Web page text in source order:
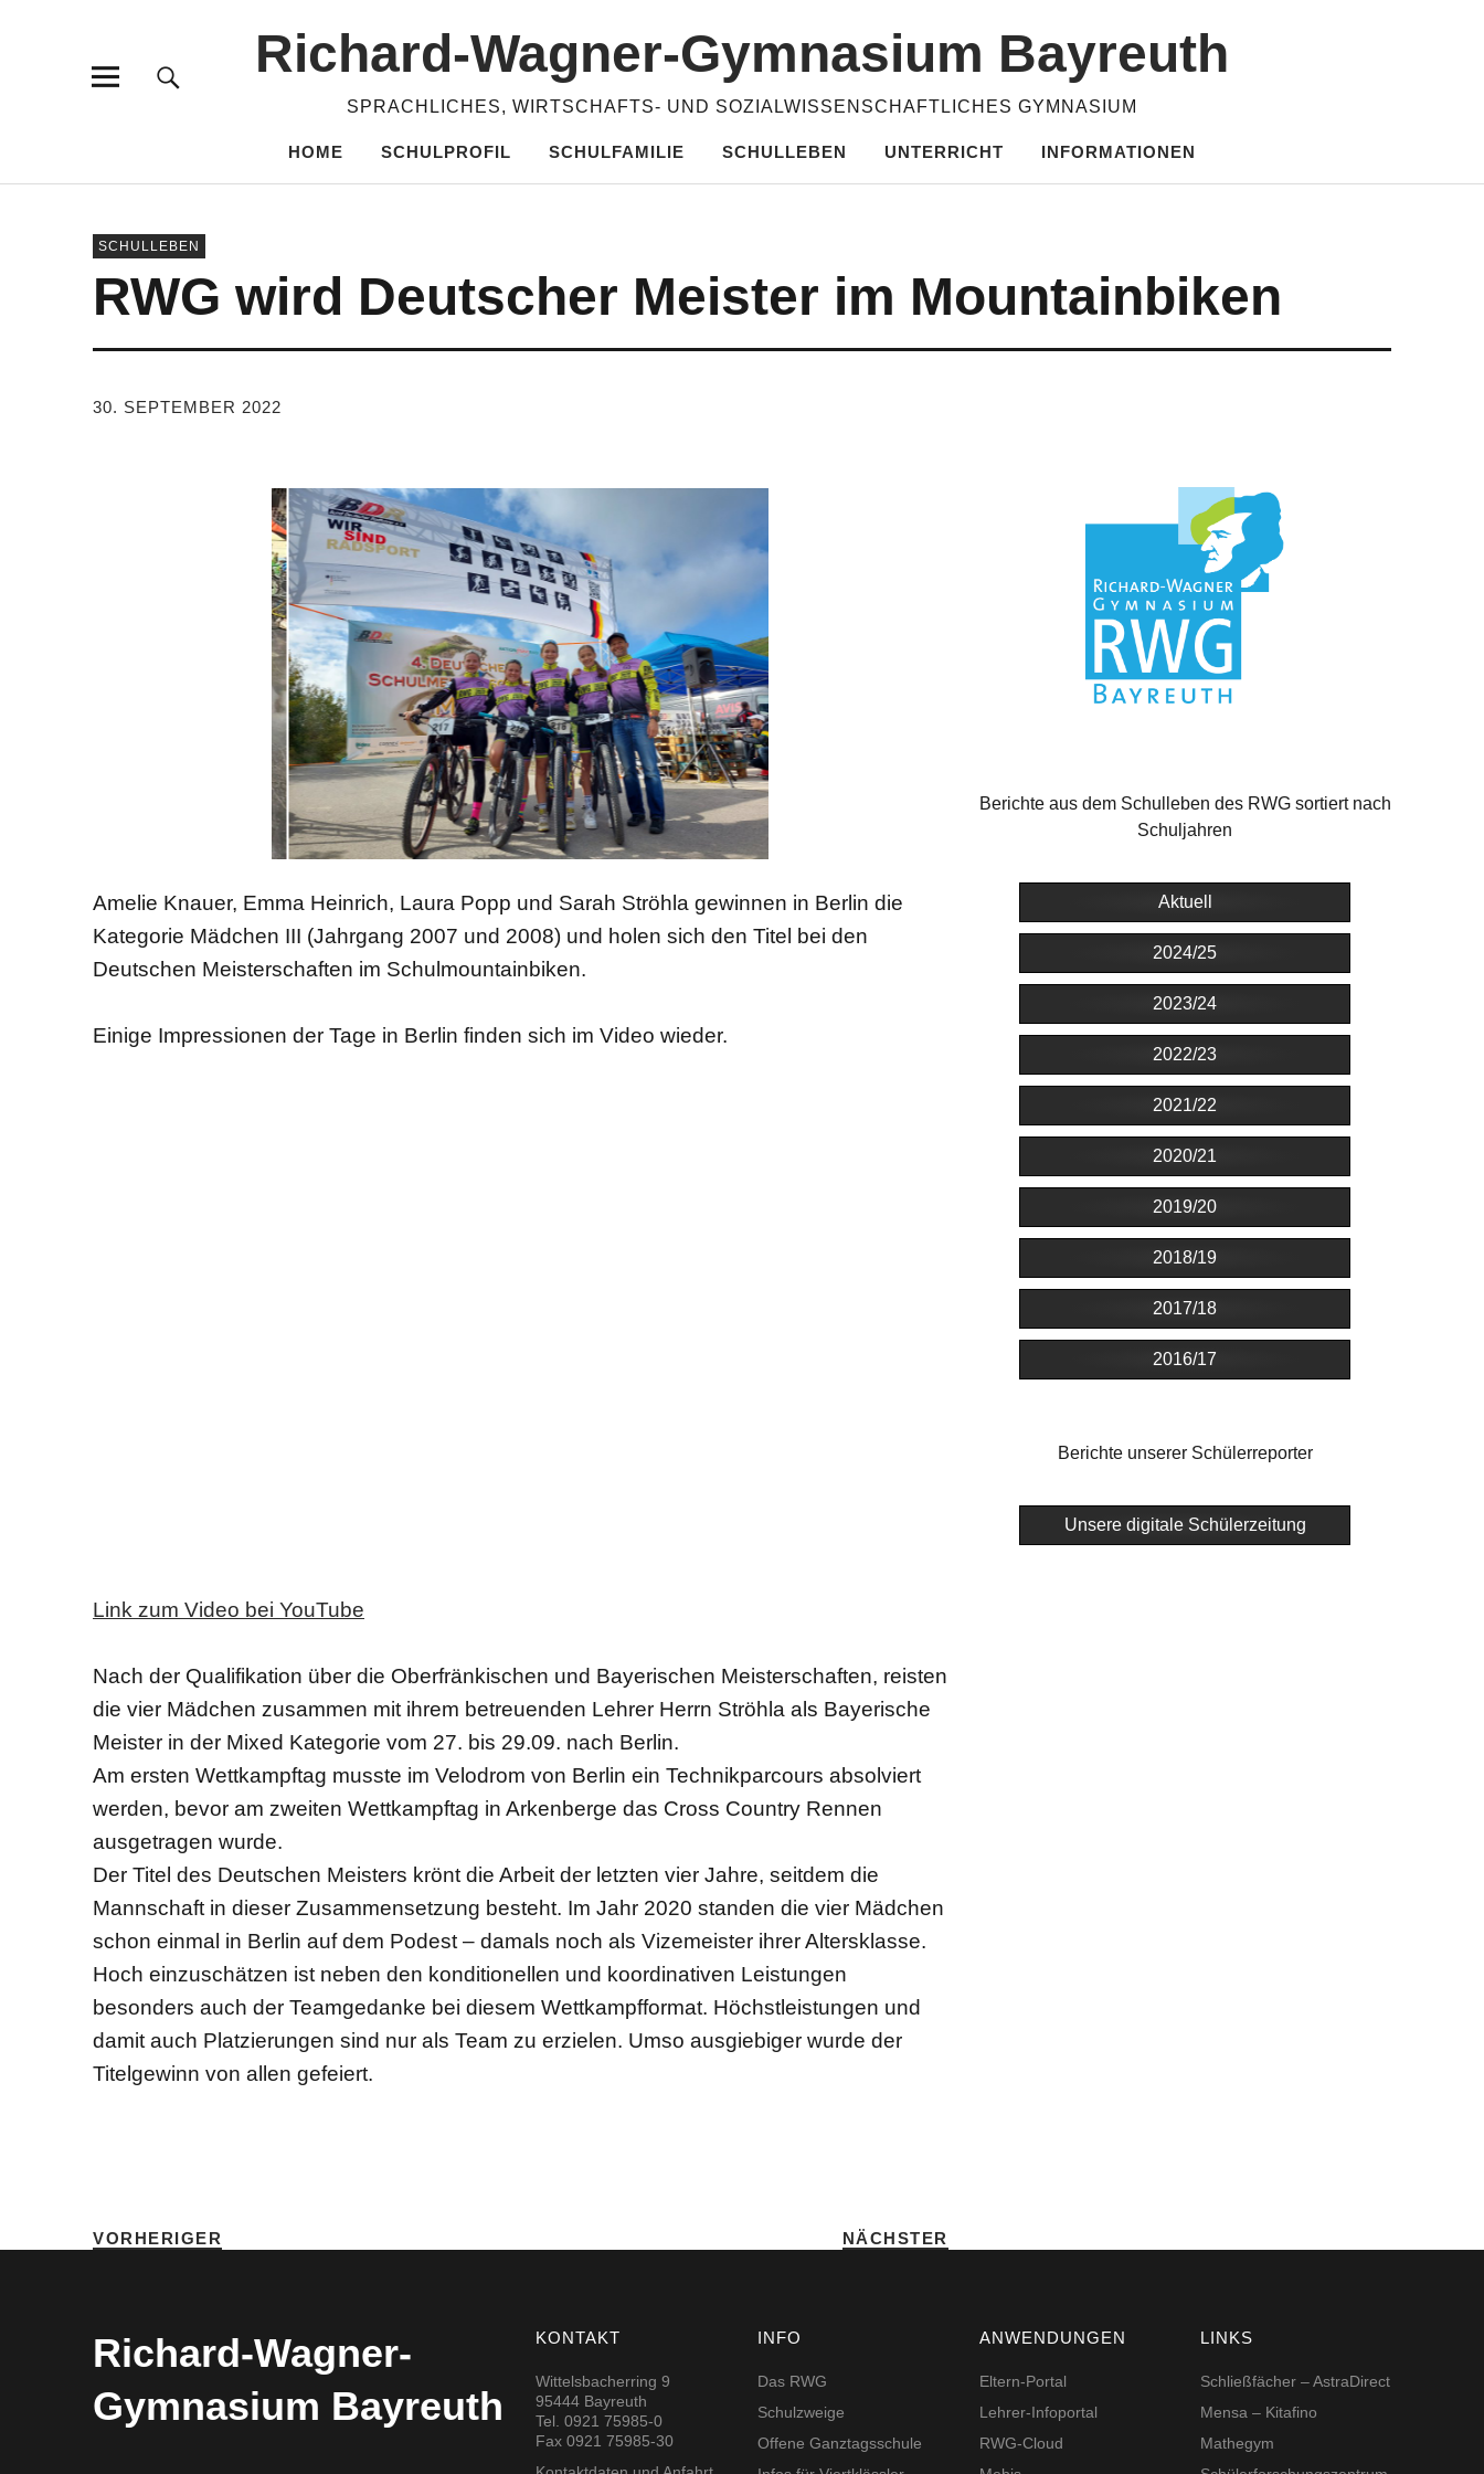
Richard-​​Wagner-​​Gymnasium Bayreuth
SPRACHLICHES, WIRTSCHAFTS- UND SOZIALWISSENSCHAFTLICHES GYMNASIUM
HOME SCHULPROFIL SCHULFAMILIE SCHULLEBEN UNTERRICHT INFORMATIONEN
SCHULLEBEN
RWG wird Deutscher Meister im Mountainbiken
30. SEPTEMBER 2022
Amelie Knauer, Emma Heinrich, Laura Popp und Sarah Ströhla gewinnen in Berlin die
Kategorie Mädchen III (Jahrgang 2007 und 2008) und holen sich den Titel bei den
Deutschen Meisterschaften im Schulmountainbiken.
Einige Impressionen der Tage in Berlin finden sich im Video wieder.
Link zum Video bei YouTube
Nach der Qualifikation über die Oberfränkischen und Bayerischen Meisterschaften, reisten
die vier Mädchen zusammen mit ihrem betreuenden Lehrer Herrn Ströhla als Bayerische
Meister in der Mixed Kategorie vom 27. bis 29.09. nach Berlin.
Am ersten Wettkampftag musste im Velodrom von Berlin ein Technikparcours absolviert
werden, bevor am zweiten Wettkampftag in Arkenberge das Cross Country Rennen
ausgetragen wurde.
Der Titel des Deutschen Meisters krönt die Arbeit der letzten vier Jahre, seitdem die
Mannschaft in dieser Zusammensetzung besteht. Im Jahr 2020 standen die vier Mädchen
schon einmal in Berlin auf dem Podest – damals noch als Vizemeister ihrer Altersklasse.
Hoch einzuschätzen ist neben den konditionellen und koordinativen Leistungen
besonders auch der Teamgedanke bei diesem Wettkampfformat. Höchstleistungen und
damit auch Platzierungen sind nur als Team zu erzielen. Umso ausgiebiger wurde der
Titelgewinn von allen gefeiert.
VORHERIGER NÄCHSTER
Berichte aus dem Schulleben des RWG sortiert nach
Schuljahren
Aktuell
2024/25
2023/24
2022/23
2021/22
2020/21
2019/20
2018/19
2017/18
2016/17
Berichte unserer Schülerreporter
Unsere digitale Schülerzeitung
Richard-​​Wagner-​​
Gymnasium Bayreuth
KONTAKT
Wittelsbacherring 9
95444 Bayreuth
Tel. 0921 75985-0
Fax 0921 75985-30
INFO
Das RWG
Schulzweige
Offene Ganztagsschule
ANWENDUNGEN
Eltern-Portal
Lehrer-Infoportal
RWG-Cloud
LINKS
Schließfächer – AstraDirect
Mensa – Kitafino
Mathegym